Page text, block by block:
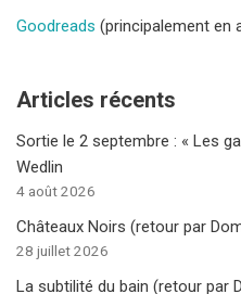
Goodreads (principalement en
Articles récents
Sortie le 2 septembre : « Les
Wedlin
4 août 2026
Châteaux Noirs (retour par
28 juillet 2026
La subtilité du bain (retour par